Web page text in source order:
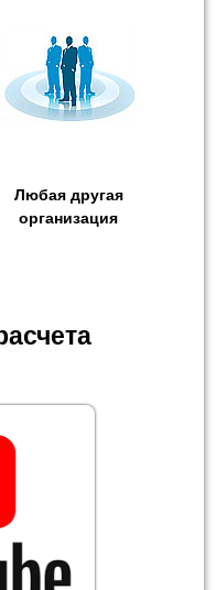
Любая другая
организация